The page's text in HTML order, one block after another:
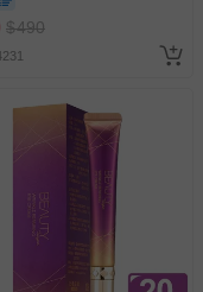
乳器、哺乳衣、托腹
「不可拆封」，或具警
號兌換，逾期作廢) (大
一價(3歲以上需購票))
$490